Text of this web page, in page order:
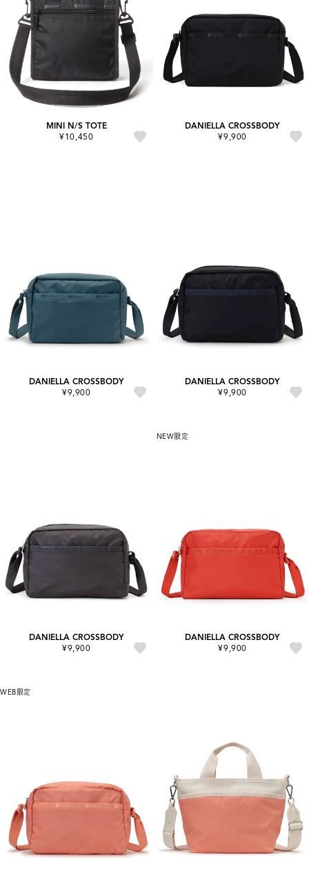
MINI N/S TOTE
¥10,450
DANIELLA CROSSBODY
¥9,900
DANIELLA CROSSBODY
¥9,900
DANIELLA CROSSBODY
¥9,900
DANIELLA CROSSBODY
¥9,900
NEW限定
DANIELLA CROSSBODY
¥9,900
WEB限定